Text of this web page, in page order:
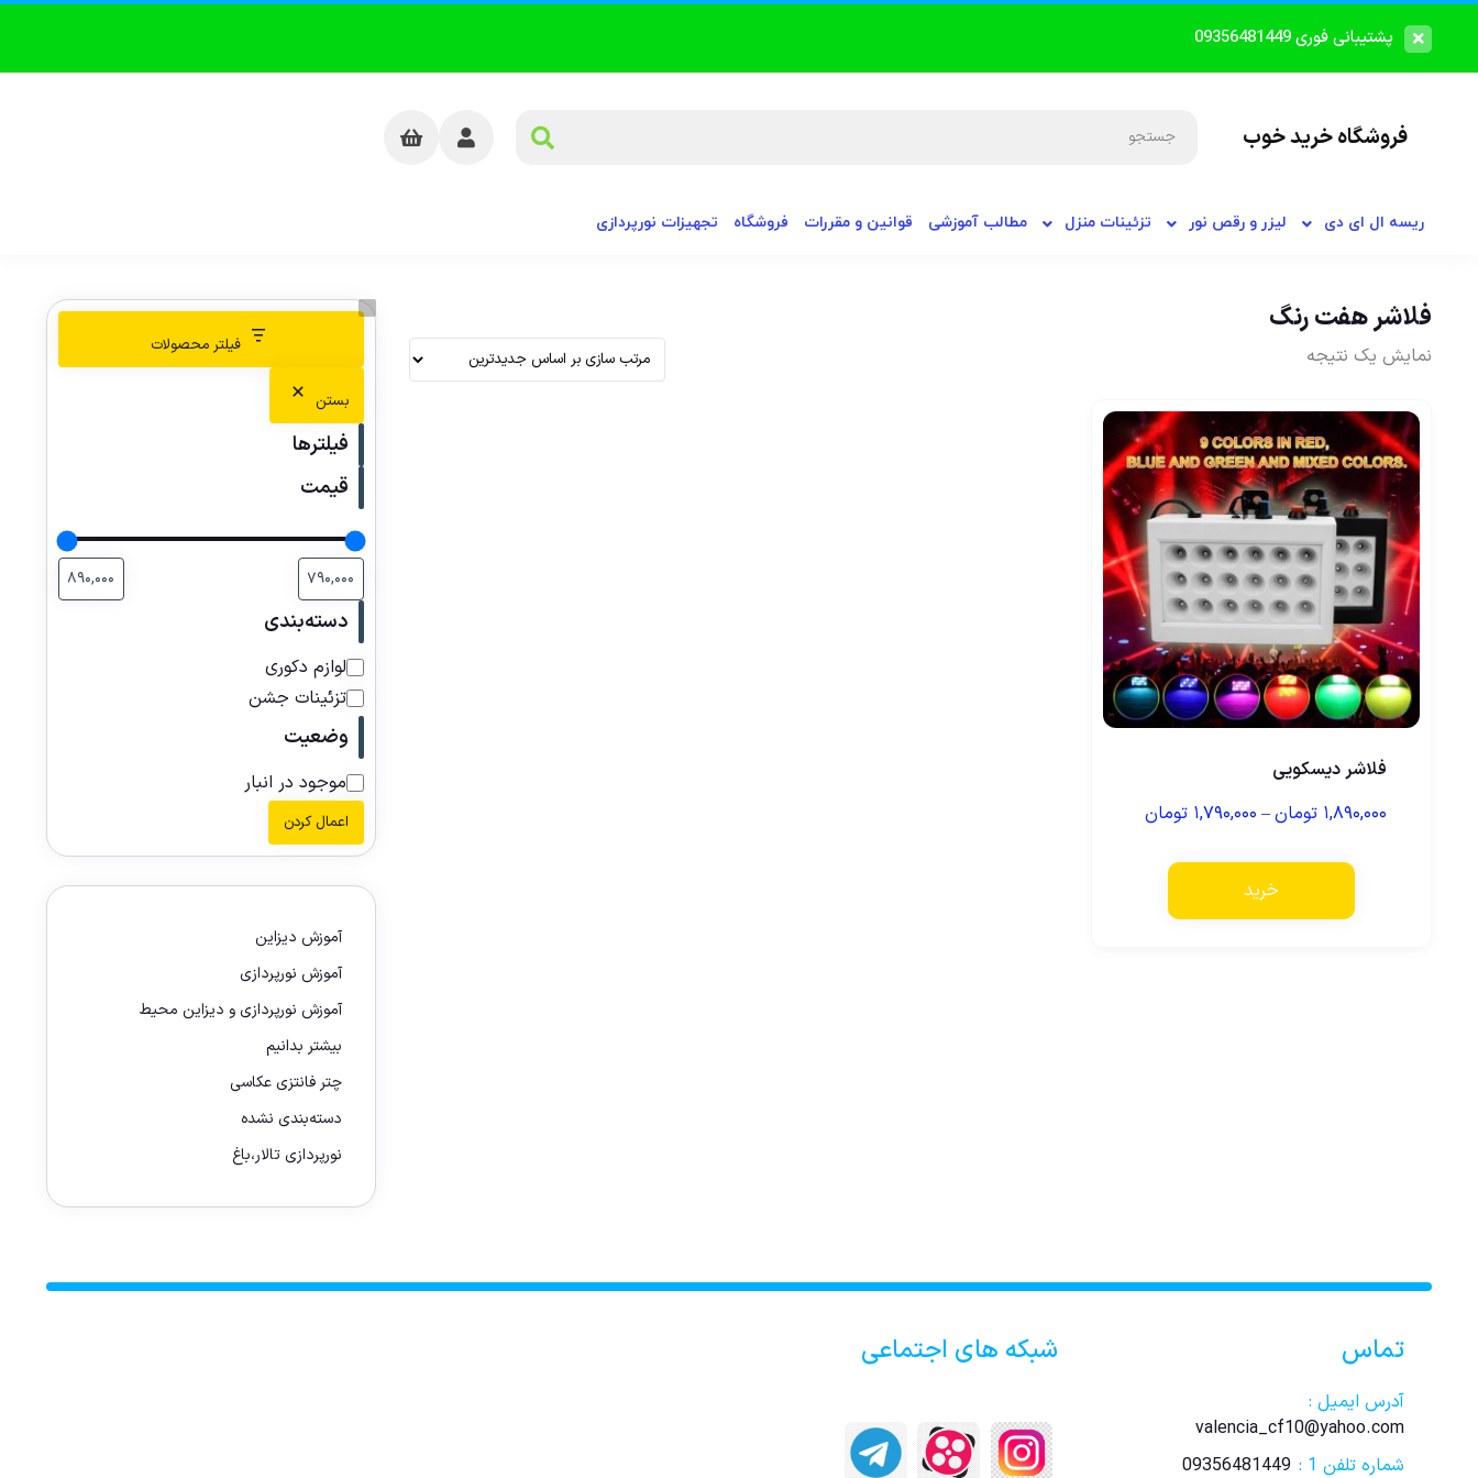
پشتیبانی فوری 09356481449
فروشگاه خرید خوب
ریسه ال ای دی لیزر و رقص نور تزئینات منزل مطالب آموزشی قوانین و مقررات فروشگاه تجهیزات نورپردازی
فلاشر هفت رنگ
نمایش یک نتیجه
فلاشر دیسکویی
۱,۸۹۰,۰۰۰ تومان– ۱,۷۹۰,۰۰۰ تومان
خرید
فیلتر محصولات
بستن
فیلترها
قیمت
دسته‌بندی
لوازم دکوری
تزئینات جشن
وضعیت
موجود در انبار
اعمال کردن
آموزش دیزاین
آموزش نورپردازی
آموزش نورپردازی و دیزاین محیط
بیشتر بدانیم
چتر فانتزی عکاسی
دسته‌بندی نشده
نورپردازی تالار،باغ
تماس
آدرس ایمیل :
valencia_cf10@yahoo.com
شماره تلفن 1 :
09356481449
شبکه های اجتماعی